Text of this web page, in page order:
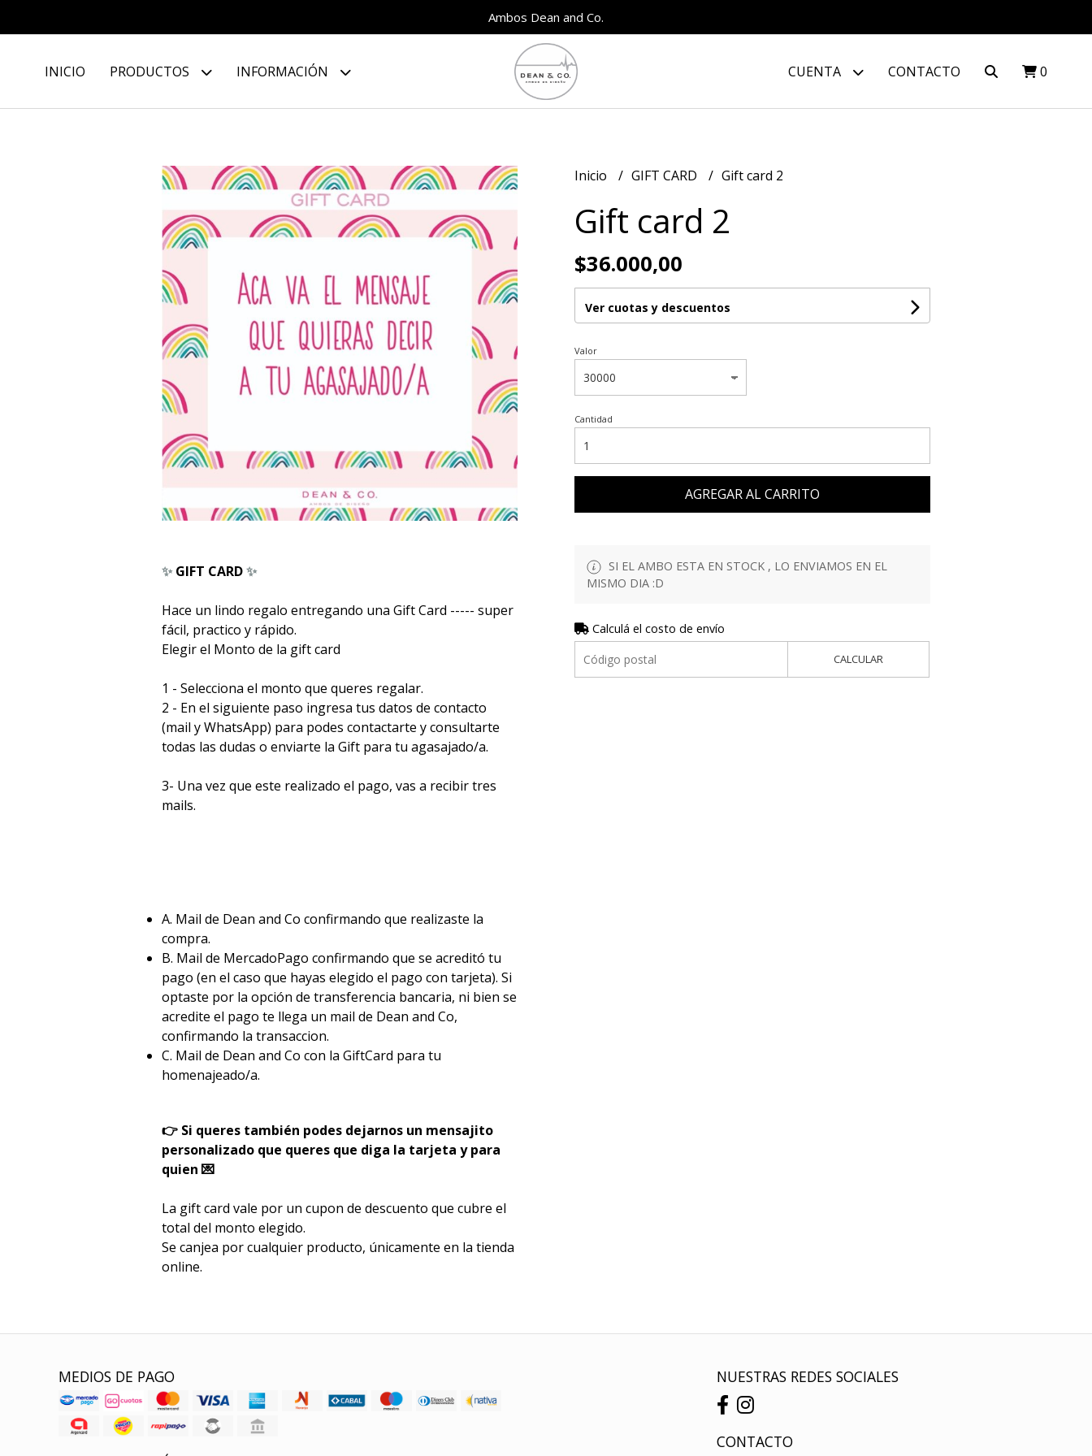
Ambos Dean and Co.
INICIO PRODUCTOS INFORMACIÓN CUENTA CONTACTO 0
✨GIFT CARD✨
Hace un lindo regalo entregando una Gift Card ----- super
fácil, practico y rápido.
Elegir el Monto de la gift card
1 - Selecciona el monto que queres regalar.
2 - En el siguiente paso ingresa tus datos de contacto
(mail y WhatsApp) para podes contactarte y consultarte
todas las dudas o enviarte la Gift para tu agasajado/a.
3- Una vez que este realizado el pago, vas a recibir tres
mails.
A. Mail de Dean and Co confirmando que realizaste la
compra.
B. Mail de MercadoPago confirmando que se acreditó tu
pago (en el caso que hayas elegido el pago con tarjeta). Si
optaste por la opción de transferencia bancaria, ni bien se
acredite el pago te llega un mail de Dean and Co,
confirmando la transaccion.
C. Mail de Dean and Co con la GiftCard para tu
homenajeado/a.
👉 Si queres también podes dejarnos un mensajito
personalizado que queres que diga la tarjeta y para
quien 💌
La gift card vale por un cupon de descuento que cubre el
total del monto elegido.
Se canjea por cualquier producto, únicamente en la tienda
online.
Inicio GIFT CARD Gift card 2
Gift card 2
$36.000,00
Ver cuotas y descuentos
Valor
Cantidad
AGREGAR AL CARRITO
SI EL AMBO ESTA EN STOCK , LO ENVIAMOS EN EL
MISMO DIA :D
Calculá el costo de envío
CALCULAR
MEDIOS DE PAGO NUESTRAS REDES SOCIALES
CONTACTO